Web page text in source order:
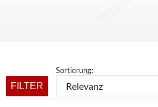
FILTER
Sortierung: